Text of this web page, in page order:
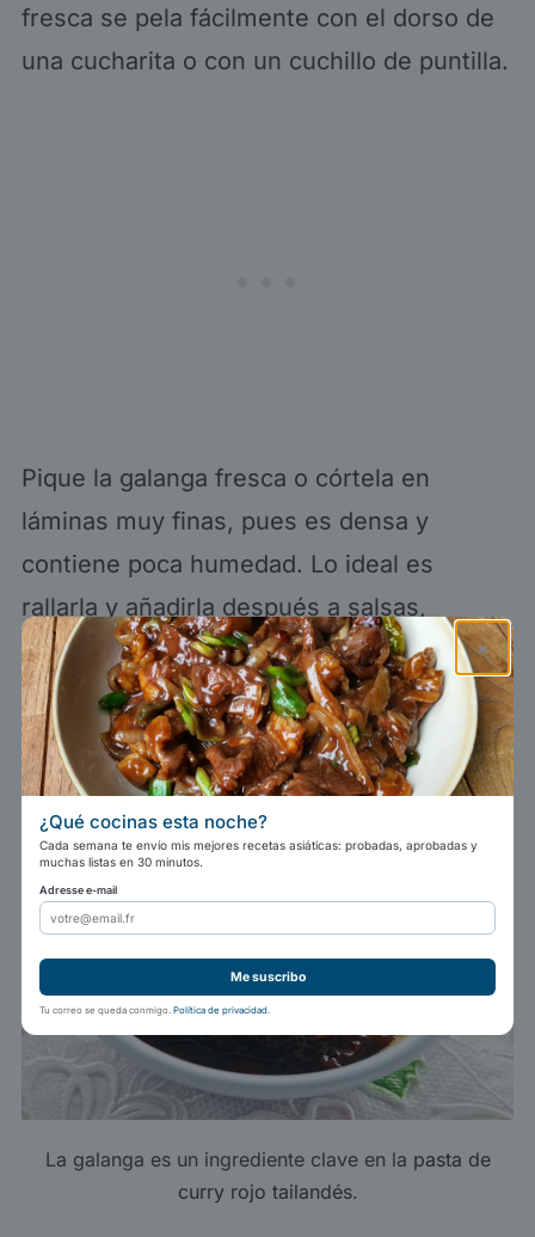
fresca se pela fácilmente con el dorso de
una cucharita o con un cuchillo de puntilla.
Pique la galanga fresca o córtela en
láminas muy finas, pues es densa y
contiene poca humedad. Lo ideal es
rallarla y añadirla después a salsas,
adobos —como los de lasbrochetas de
pollo satay—, curris, salteados y sopas,
entre ellas lasopa tom kha.
La galanga es un ingrediente clave en la pasta de
curry rojo tailandés.
×
¿Qué cocinas esta noche?
Cada semana te envío mis mejores recetas asiáticas: probadas, aprobadas y
muchas listas en 30 minutos.
Adresse e-mail
Me suscribo
Tu correo se queda conmigo. Política de privacidad.